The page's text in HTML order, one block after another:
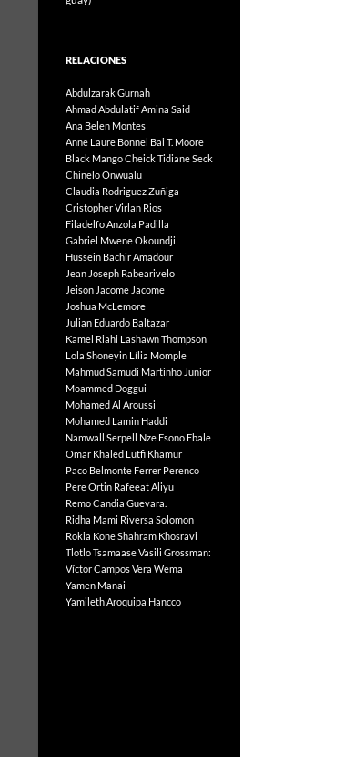
RELACIONES
Abdulzarak Gurnah
Ahmad AbdulatifAmina Said
Ana Belen Montes
Anne Laure Bonnel Bai T. Moore
Black MangoCheick Tidiane Seck
Chinelo Onwualu
Claudia Rodriguez Zuñiga
Cristopher Virlan Rios
Filadelfo Anzola Padilla
Gabriel Mwene Okoundji
Hussein Bachir Amadour
Jean Joseph Rabearivelo
Jeison Jacome Jacome
Joshua McLemore
Julian Eduardo Baltazar
Kamel Riahi Lashawn Thompson
Lola Shoneyin Lília Momple
Mahmud Samudi Martinho Junior
Moammed Doggui
Mohamed Al Aroussi
Mohamed Lamin Haddi
Namwall Serpell Nze Esono Ebale
Omar Khaled Lutfi Khamur
Paco Belmonte Ferrer Perenco
Pere Ortin Rafeeat Aliyu
Remo Candia Guevara.
Ridha Mami Riversa Solomon
Rokia KoneShahram Khosravi
Tlotlo TsamaaseVasili Grossman:
Víctor Campos Vera Wema
Yamen Manai
Yamileth Aroquipa Hancco